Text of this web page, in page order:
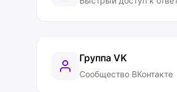
Группа VK
Сообщество ВКонтакте